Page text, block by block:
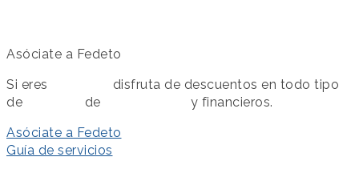
Asóciate a Fedeto
Si eres
disfruta de descuentos en todo tipo
de
de
y financieros.
Asóciate a Fedeto
Guía de servicios